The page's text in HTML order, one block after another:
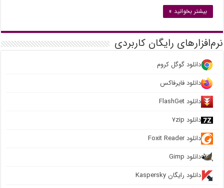
بیشتر بخوانید »
نرم‌افزارهای رایگان کاربردی
دانلود گوگل کروم
دانلود فایرفاکس
دانلود FlashGet
دانلود ۷zip
دانلود Foxit Reader
دانلود Gimp
دانلود رایگان Kaspersky